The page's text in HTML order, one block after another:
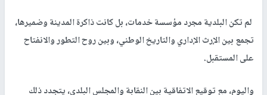
لم تكن البلدية مجرد مؤسسة خدمات، بل كانت ذاكرة المدينة وضميرها،
تجمع بين الإرث الإداري والتاريخ الوطني، وبين روح التطور والانفتاح
على المستقبل.
واليوم، مع توقيع الاتفاقية بين النقابة والمجلس البلدي، يتجدد ذلك